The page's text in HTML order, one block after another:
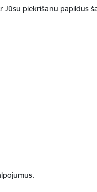
piekrišanu papildus